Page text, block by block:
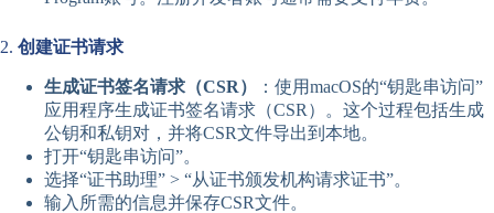
2. 创建证书请求
生成证书签名请求（CSR）
：使用macOS的“钥匙串访问”
应用程序生成证书签名请求（CSR）。这个过程包括生成
公钥和私钥对，并将CSR文件导出到本地。
打开“钥匙串访问”。
选择“证书助理” > “从证书颁发机构请求证书”。
输入所需的信息并保存CSR文件。